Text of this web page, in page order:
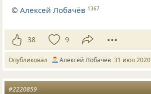
©Алексей Лобачёв 1367
38 9
Опубликовал Алексей Лобачёв 31 июл 2020
#2220859